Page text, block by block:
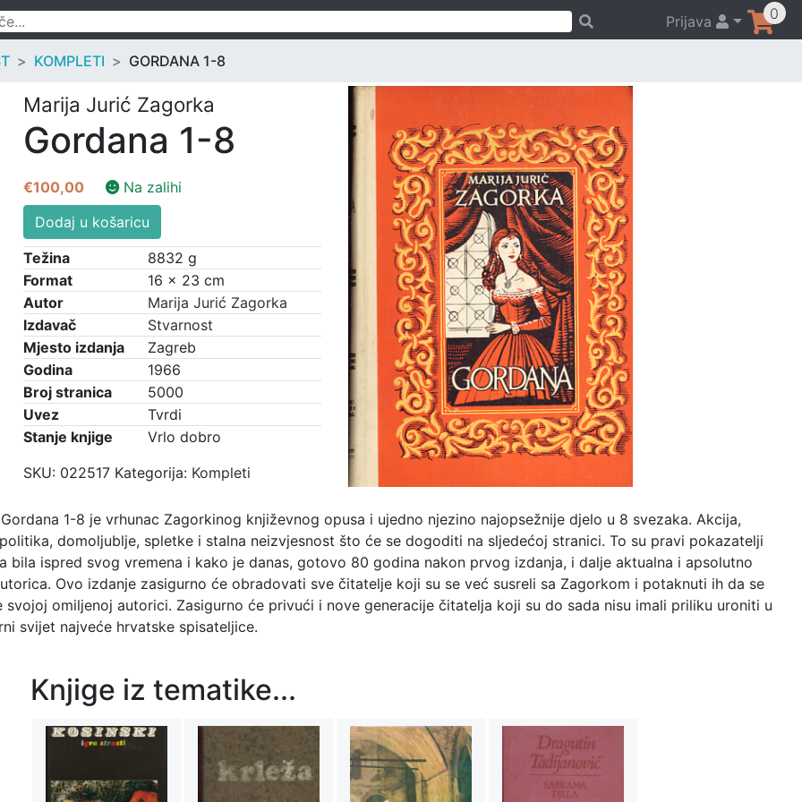
Prijava 0
KOMPLETI GORDANA 1-8
Marija Jurić Zagorka
Gordana 1-8
€100,00
Na zalihi
Gordana
1-
8
količina
Dodaj u košaricu
Težina
8832 g
Format
16 × 23 cm
Autor
Marija Jurić Zagorka
Izdavač
Stvarnost
Mjesto izdanja
Zagreb
Godina
1966
Broj stranica
5000
Uvez
Tvrdi
Stanje knjige
Vrlo dobro
SKU: 022517 Kategorija: Kompleti
1-8 je vrhunac Zagorkinog književnog opusa i ujedno njezino najopsežnije djelo u 8 svezaka. Akcija,
domoljublje, spletke i stalna neizvjesnost što će se dogoditi na sljedećoj stranici. To su pravi pokazatelji
bila ispred svog vremena i kako je danas, gotovo 80 godina nakon prvog izdanja, i dalje aktualna i apsolutno
Ovo izdanje zasigurno će obradovati sve čitatelje koji su se već susreli sa Zagorkom i potaknuti ih da se
svojoj omiljenoj autorici. Zasigurno će privući i nove generacije čitatelja koji su do sada nisu imali priliku uroniti u
svijet najveće hrvatske spisateljice.
Knjige iz tematike...